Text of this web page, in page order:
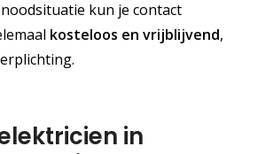
kun je contact
kosteloos en vrijblijvend,
in